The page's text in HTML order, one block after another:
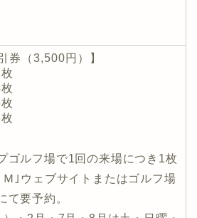
券（3,500円）】
ゴルフ場で1回の来場につき1枚
｣ウェブサイトまたはゴルフ場
て要予約。